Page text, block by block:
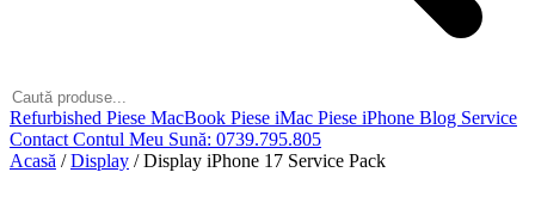
Refurbished Piese MacBook Piese iMac Piese iPhone Blog Service
Contact Contul Meu Sună: 0739.795.805
Acasă / Display / Display iPhone 17 Service Pack